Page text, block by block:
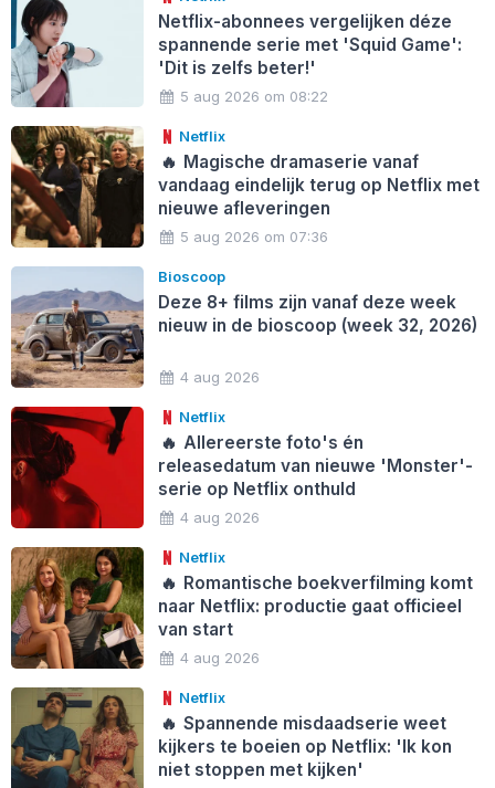
Netflix-abonnees vergelijken déze
spannende serie met 'Squid Game':
'Dit is zelfs beter!'
5 aug 2026 om 08:22
Netflix
🔥 Magische dramaserie vanaf
vandaag eindelijk terug op Netflix met
nieuwe afleveringen
5 aug 2026 om 07:36
Bioscoop
Deze 8+ films zijn vanaf deze week
nieuw in de bioscoop (week 32, 2026)
4 aug 2026
Netflix
🔥 Allereerste foto's én
releasedatum van nieuwe 'Monster'-
serie op Netflix onthuld
4 aug 2026
Netflix
🔥 Romantische boekverfilming komt
naar Netflix: productie gaat officieel
van start
4 aug 2026
Netflix
🔥 Spannende misdaadserie weet
kijkers te boeien op Netflix: 'Ik kon
niet stoppen met kijken'